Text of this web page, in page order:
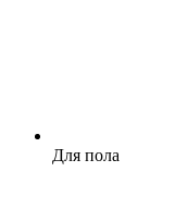
Для пола